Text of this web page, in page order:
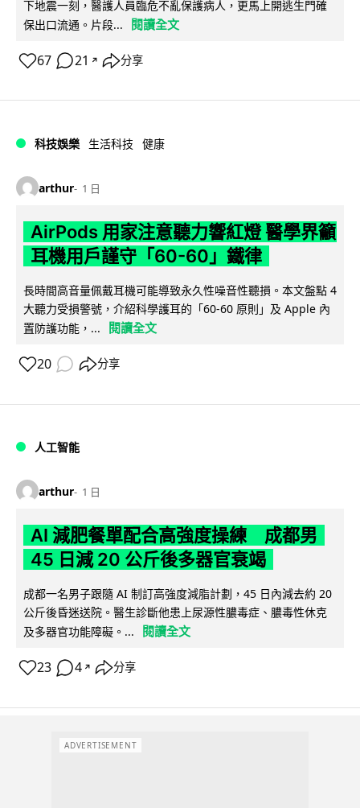
下地震一刻，醫護人員臨危不亂保護病人，更馬上開逃生門確
保出口流通。片段...
閱讀全文
67 21 ↗ 分享
科技娛樂 生活科技 健康
arthur 1 日
AirPods 用家注意聽力響紅燈 醫學界籲
耳機用戶謹守「60-60」鐵律
長時間高音量佩戴耳機可能導致永久性噪音性聽損。本文盤點 4
大聽力受損警號，介紹科學護耳的「60-60 原則」及 Apple 內
置防護功能，...
閱讀全文
20 分享
人工智能
arthur 1 日
AI 減肥餐單配合高強度操練 成都男
45 日減 20 公斤後多器官衰竭
成都一名男子跟隨 AI 制訂高強度減脂計劃，45 日內減去約 20
公斤後昏迷送院。醫生診斷他患上尿源性膿毒症、膿毒性休克
及多器官功能障礙。...
閱讀全文
23 4 ↗ 分享
ADVERTISEMENT